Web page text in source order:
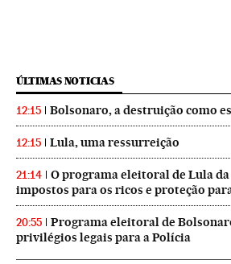
ÚLTIMAS NOTICIAS
12:15 Bolsonaro, a destruição como
12:15 Lula, uma ressurreição
21:14
O programa eleitoral de Lula da
impostos para os ricos e proteção
20:55
Programa eleitoral de
privilégios legais para a Polícia